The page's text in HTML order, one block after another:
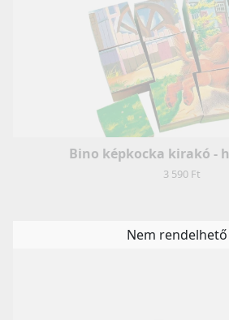
Bino képkocka kirakó -
3 590 Ft
Nem rendelhető